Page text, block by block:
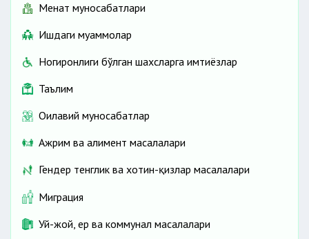
Меҳнат муносабатлари
Ишдаги муаммолар
Ногиронлиги бўлган шахсларга имтиёзлар
Таълим
Оилавий муносабатлар
Ажрим ва алимент масалалари
Гендер тенглик ва хотин-қизлар масалалари
Миграция
Уй-жой, ер ва коммунал масалалари